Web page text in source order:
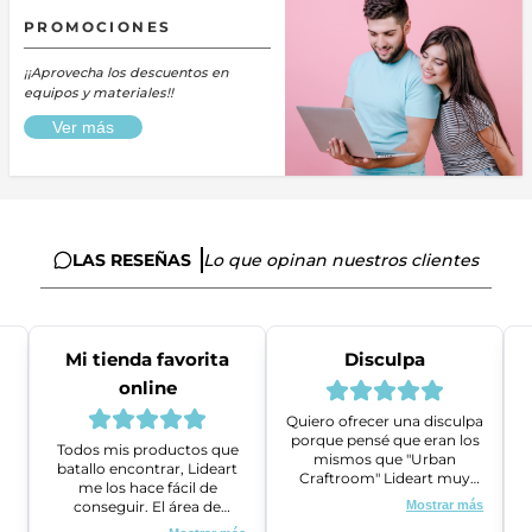
PROMOCIONES
¡¡Aprovecha los descuentos en
equipos y materiales!!
Ver más
LAS RESEÑAS Lo que opinan nuestros clientes
Mi tienda favorita
online
Todos mis productos que
batallo encontrar, Lideart
me los hace fácil de
conseguir. El área de
ventas es super amable y
Disculpa
Quiero ofrecer una disculpa
porque pensé que eran los
mismos que "Urban
Craftroom" Lideart muy
amables me ayudaron a
gestionar un problema que
Mostrar más